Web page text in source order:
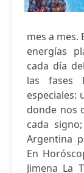
mes a mes.
energías
cada día
las fases
especiales:
donde nos
cada
Argentina
En
Jimena La